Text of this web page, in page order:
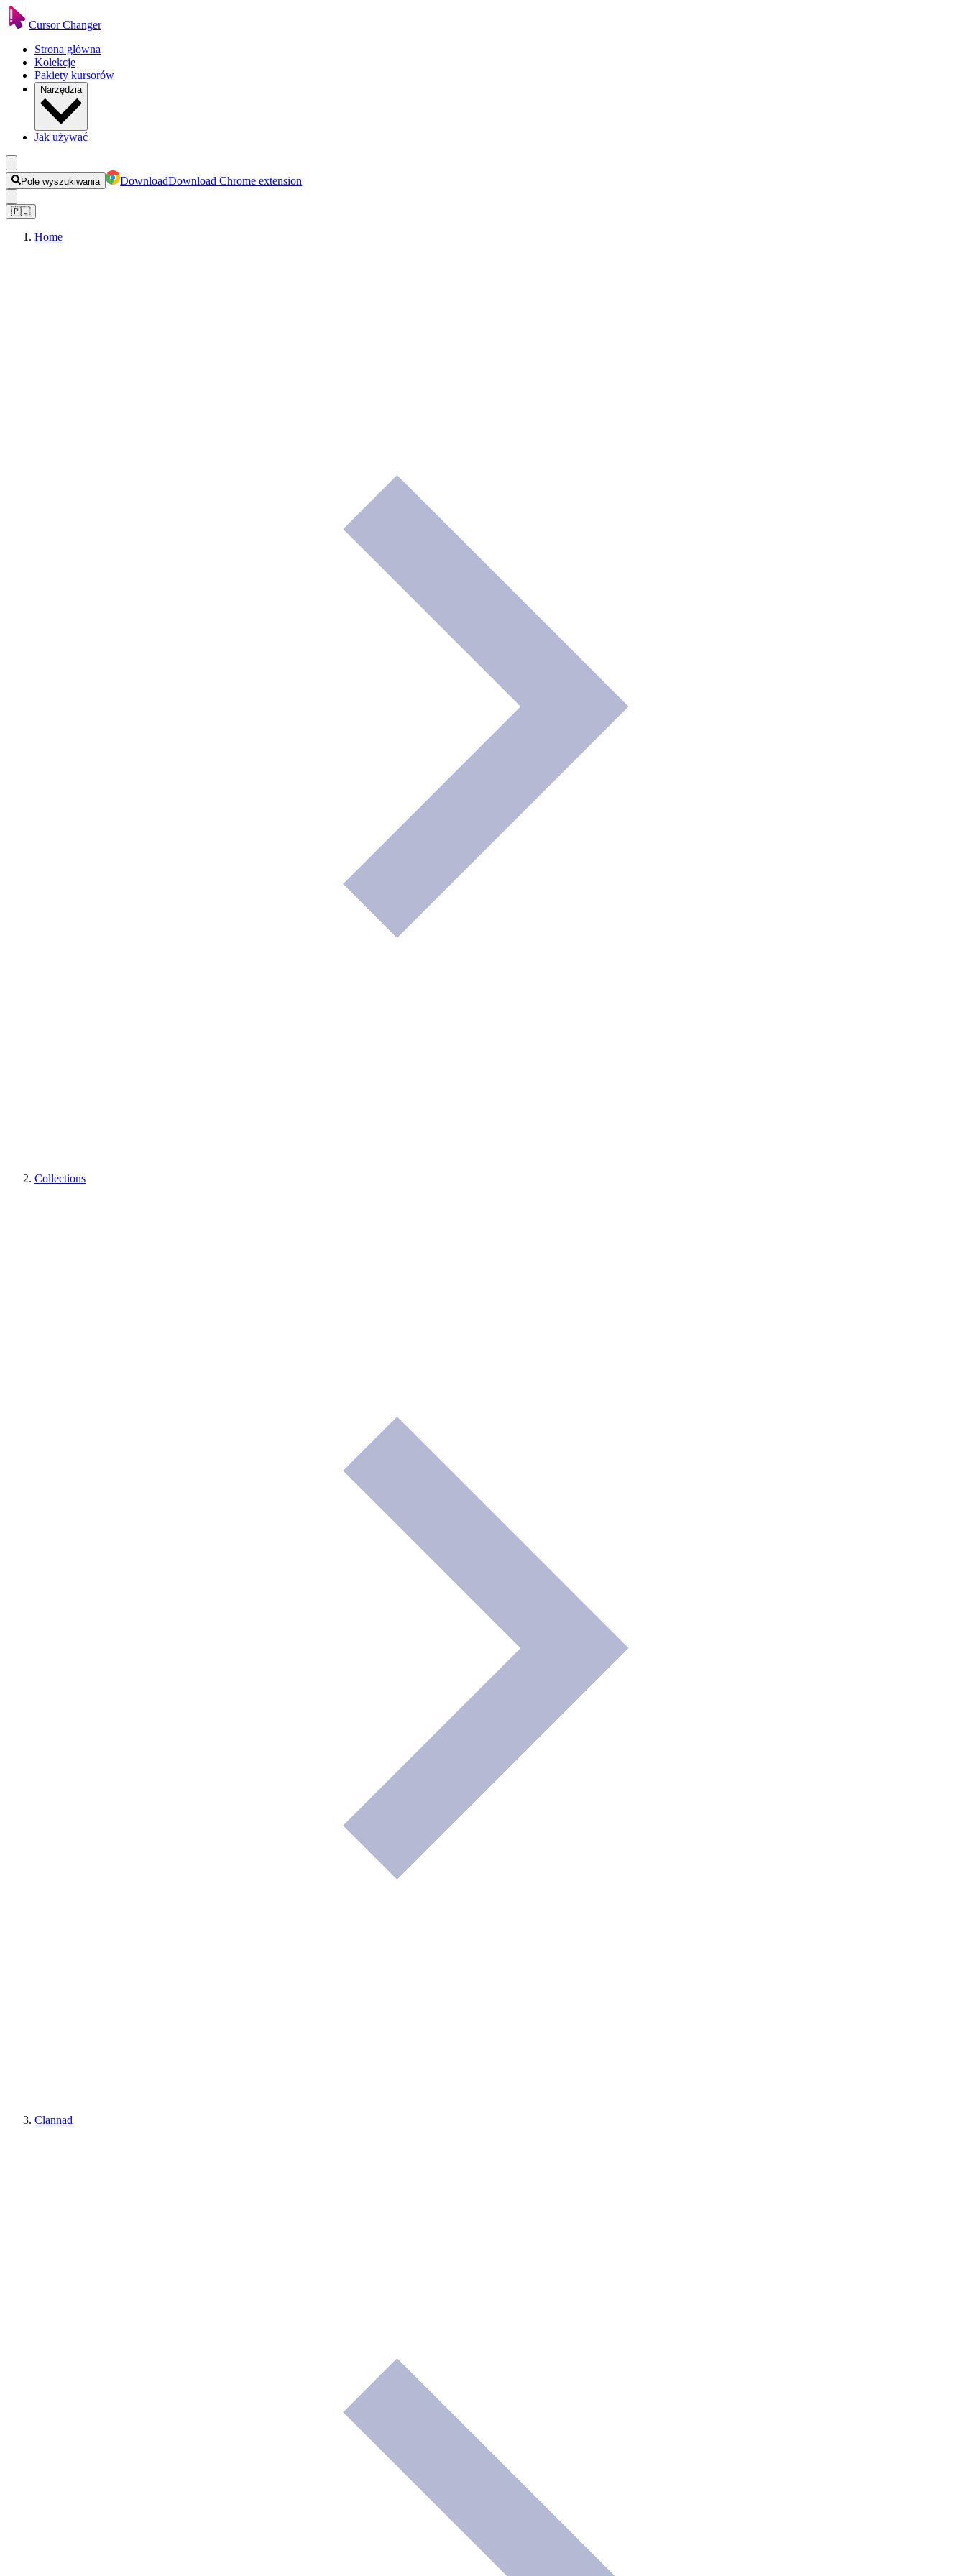
Cursor Changer
Strona główna
Kolekcje
Pakiety kursorów
Narzędzia
Jak używać
Pole wyszukiwania DownloadDownload Chrome extension
🇵🇱
Home
Collections
Clannad